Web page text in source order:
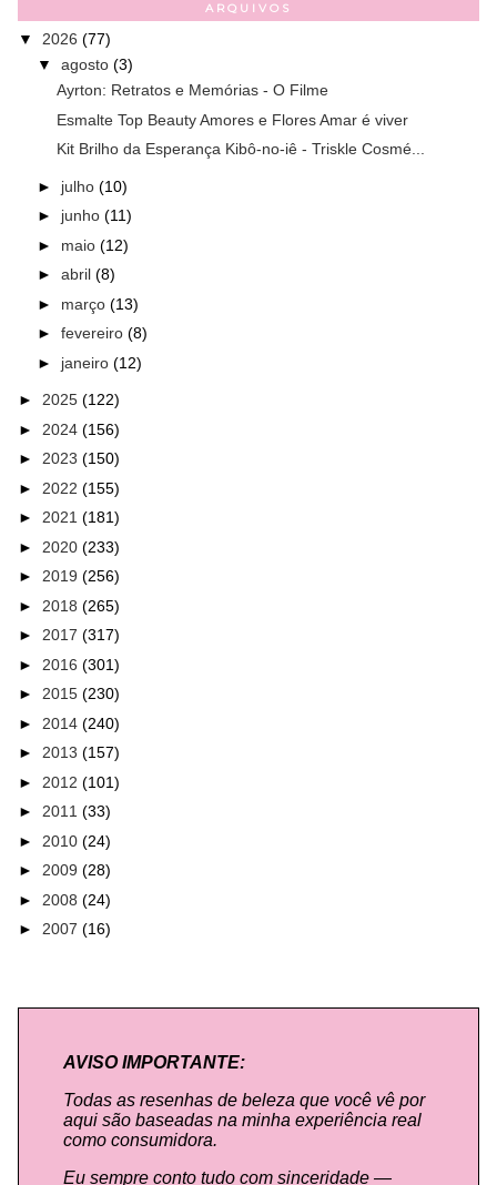
ARQUIVOS
▼ 2026 (77)
▼ agosto (3)
Ayrton: Retratos e Memórias - O Filme
Esmalte Top Beauty Amores e Flores Amar é viver
Kit Brilho da Esperança Kibô-no-iê - Triskle Cosmé...
► julho (10)
► junho (11)
► maio (12)
► abril (8)
► março (13)
► fevereiro (8)
► janeiro (12)
► 2025 (122)
► 2024 (156)
► 2023 (150)
► 2022 (155)
► 2021 (181)
► 2020 (233)
► 2019 (256)
► 2018 (265)
► 2017 (317)
► 2016 (301)
► 2015 (230)
► 2014 (240)
► 2013 (157)
► 2012 (101)
► 2011 (33)
► 2010 (24)
► 2009 (28)
► 2008 (24)
► 2007 (16)
AVISO IMPORTANTE:
Todas as resenhas de beleza que você vê por
aqui são baseadas na minha experiência real
como consumidora.
Eu sempre conto tudo com sinceridade —